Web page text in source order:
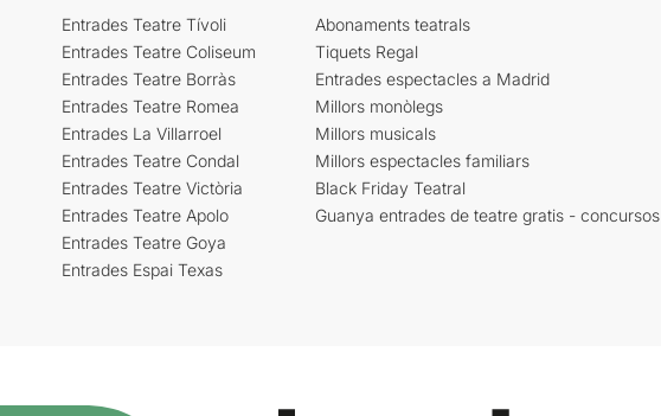
Entrades Teatre Tívoli
Entrades Teatre Coliseum
Entrades Teatre Borràs
Entrades Teatre Romea
Entrades La Villarroel
Entrades Teatre Condal
Entrades Teatre Victòria
Entrades Teatre Apolo
Entrades Teatre Goya
Entrades Espai Texas
Abonaments teatrals
Tiquets Regal
Entrades espectacles a Madrid
Millors monòlegs
Millors musicals
Millors espectacles familiars
Black Friday Teatral
Guanya entrades de teatre gratis - concursos